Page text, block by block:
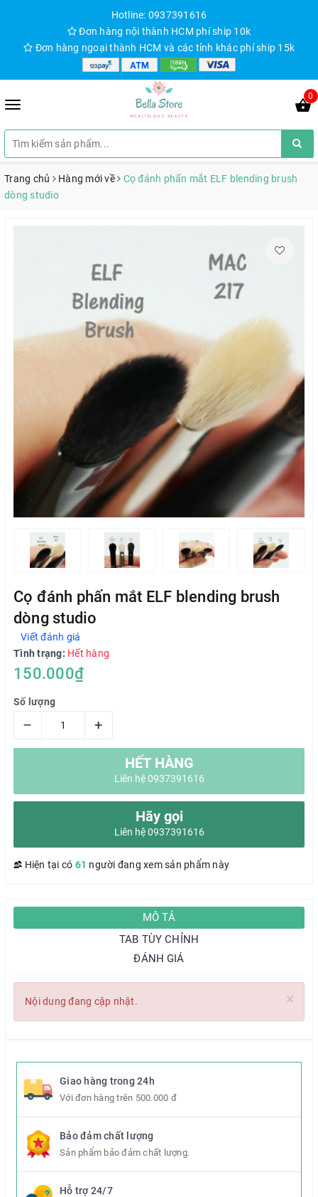
Hotline: 0937391616
Đơn hàng nội thành HCM phí ship 10k
Đơn hàng ngoại thành HCM và các tỉnh khác phí ship 15k
0
Trang chủ Hàng mới về
Cọ đánh phấn mắt ELF blending brush
dòng studio
Cọ đánh phấn mắt ELF blending brush
dòng studio
Viết đánh giá
Tình trạng: Hết hàng
150.000₫
Số lượng
– +
HẾT HÀNG
Liên hệ 0937391616
Hãy gọi
Liên hệ 0937391616
Hiện tại có 61 người đang xem sản phẩm này
MÔ TẢ
TAB TÙY CHỈNH
ĐÁNH GIÁ
×
Nội dung đang cập nhật.
Giao hàng trong 24h
Với đơn hàng trên 500.000 đ
Bảo đảm chất lượng
Sản phẩm bảo đảm chất lượng.
Hỗ trợ 24/7